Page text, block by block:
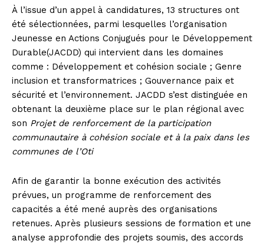
À l’issue d’un appel à candidatures, 13 structures ont
été sélectionnées, parmi lesquelles l’organisation
Jeunesse en Actions Conjugués pour le Développement
Durable(JACDD) qui intervient dans les domaines
comme : Développement et cohésion sociale ; Genre
inclusion et transformatrices ; Gouvernance paix et
sécurité et l’environnement. JACDD s’est distinguée en
obtenant la deuxième place sur le plan régional avec
son Projet de renforcement de la participation
communautaire à cohésion sociale et à la paix dans les
communes de l’Oti
Afin de garantir la bonne exécution des activités
prévues, un programme de renforcement des
capacités a été mené auprès des organisations
retenues. Après plusieurs sessions de formation et une
analyse approfondie des projets soumis, des accords